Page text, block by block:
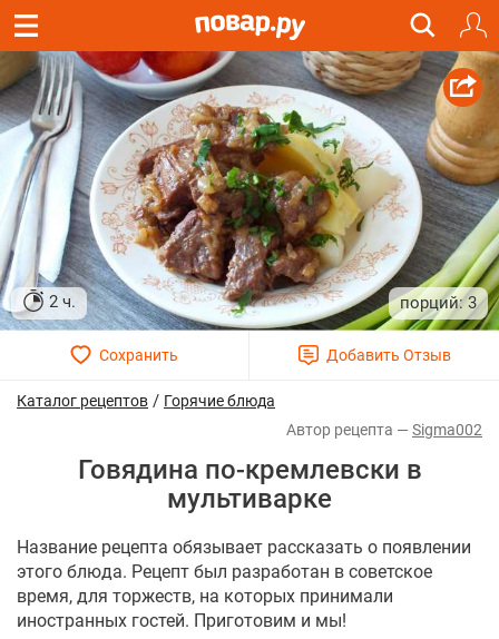
2 ч. 3
Каталог рецептов / Горячие блюда
Sigma002
Говядина по-кремлевски в
мультиварке
Название рецепта обязывает рассказать о появлении
этого блюда. Рецепт был разработан в советское
время, для торжеств, на которых принимали
иностранных гостей. Приготовим и мы!